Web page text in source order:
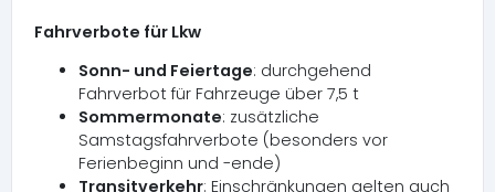
Fahrverbote für Lkw
Sonn- und Feiertage: durchgehend
Fahrverbot für Fahrzeuge über 7,5 t
Sommermonate: zusätzliche
Samstagsfahrverbote (besonders vor
Ferienbeginn und -ende)
Transitverkehr: Einschränkungen gelten auch